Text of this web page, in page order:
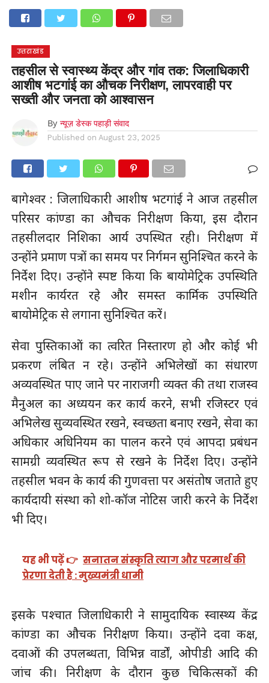
देहरादूननैनीताल
मनोरंजन
उत्तराखंड
तहसील से स्वास्थ्य केंद्र और गांव तक: जिलाधिकारी
आशीष भटगांई का औचक निरीक्षण, लापरवाही पर
सख्ती और जनता को आश्वासन
By न्यूज़ डेस्क पहाड़ी संवाद
Published on August 23, 2025
बागेश्वर : जिलाधिकारी आशीष भटगांई ने आज तहसील
परिसर कांण्डा का औचक निरीक्षण किया, इस दौरान
तहसीलदार निशिका आर्य उपस्थित रही। निरीक्षण में
उन्होंने प्रमाण पत्रों का समय पर निर्गमन सुनिश्चित करने के
निर्देश दिए। उन्होंने स्पष्ट किया कि बायोमेट्रिक उपस्थिति
मशीन कार्यरत रहे और समस्त कार्मिक उपस्थिति
बायोमेट्रिक से लगाना सुनिश्चित करें।
सेवा पुस्तिकाओं का त्वरित निस्तारण हो और कोई भी
प्रकरण लंबित न रहे। उन्होंने अभिलेखों का संधारण
अव्यवस्थित पाए जाने पर नाराजगी व्यक्त की तथा राजस्व
मैनुअल का अध्ययन कर कार्य करने, सभी रजिस्टर एवं
अभिलेख सुव्यवस्थित रखने, स्वच्छता बनाए रखने, सेवा का
अधिकार अधिनियम का पालन करने एवं आपदा प्रबंधन
सामग्री व्यवस्थित रूप से रखने के निर्देश दिए। उन्होंने
तहसील भवन के कार्य की गुणवत्ता पर असंतोष जताते हुए
कार्यदायी संस्था को शो-कॉज नोटिस जारी करने के निर्देश
भी दिए।
यह भी पढ़ें 👉 सनातन संस्कृति त्याग और परमार्थ की
प्रेरणा देती है : मुख्यमंत्री धामी
इसके पश्चात जिलाधिकारी ने सामुदायिक स्वास्थ्य केंद्र
कांण्डा का औचक निरीक्षण किया। उन्होंने दवा कक्ष,
दवाओं की उपलब्धता, विभिन्न वार्डों, ओपीडी आदि की
जांच की। निरीक्षण के दौरान कुछ चिकित्सकों की